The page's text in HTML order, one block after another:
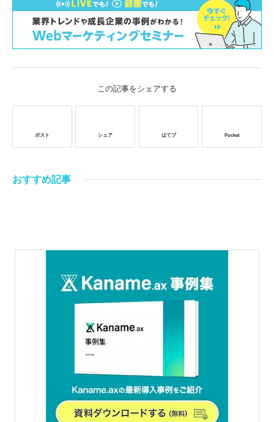
この記事をシェアする
ポスト シェア はてブ Pocket
おすすめ記事